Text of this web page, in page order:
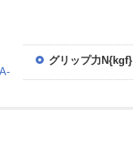
グリップ力N{kgf}